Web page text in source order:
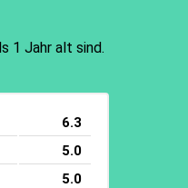
1 Jahr alt sind.
6.3
5.0
5.0